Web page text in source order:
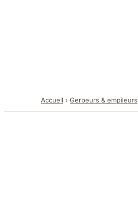
Accueil › Gerbeurs & empileurs